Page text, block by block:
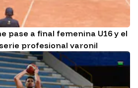
pase a final femenina U16 y el
profesional varonil